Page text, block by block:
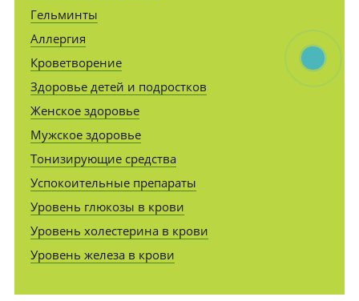
Гельминты
Аллергия
Кроветворение
Здоровье детей и подростков
Женское здоровье
Мужское здоровье
Тонизирующие средства
Успокоительные препараты
Уровень глюкозы в крови
Уровень холестерина в крови
Уровень железа в крови